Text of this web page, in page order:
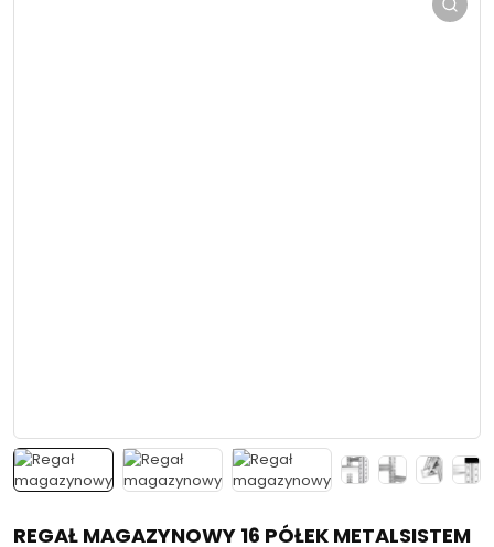
REGAŁ MAGAZYNOWY 16 PÓŁEK METALSISTEM